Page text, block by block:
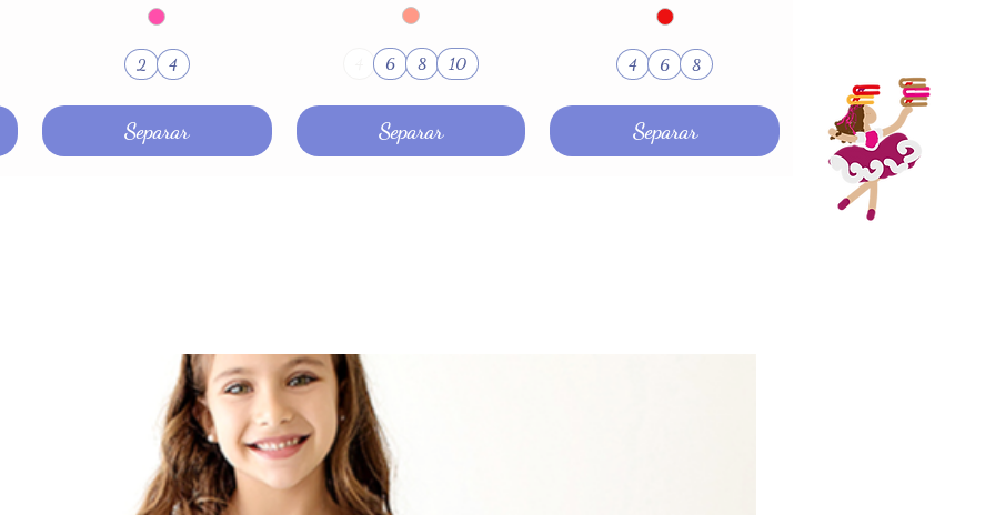
2 4
Separar
6 8 10
Separar
4 6 8
Separar